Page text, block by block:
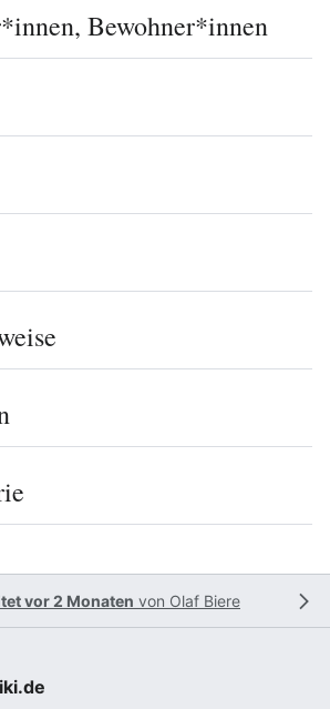
Bewohner*innen
vor 2 Monaten von Olaf Biere